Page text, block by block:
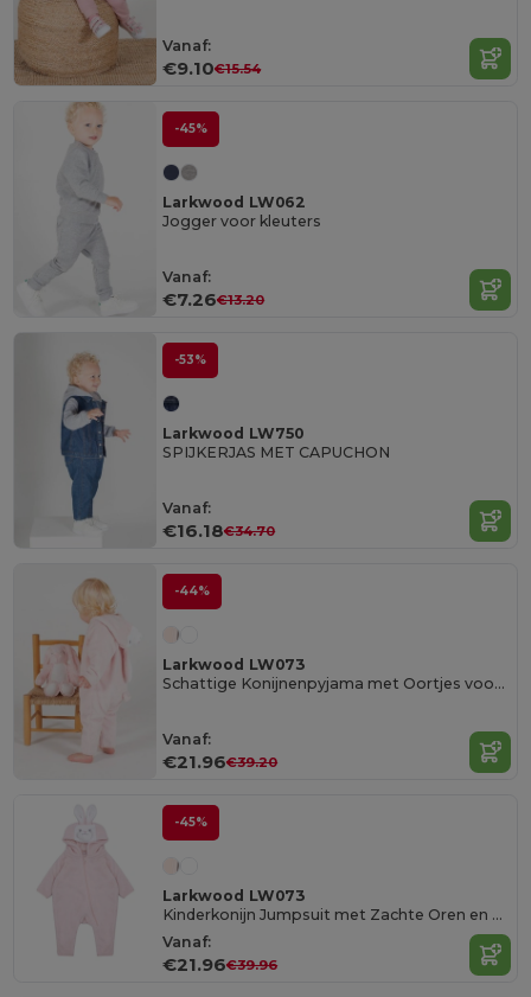
Vanaf:
€9.10€15.54
-45%
Larkwood LW062
Jogger voor kleuters
Vanaf:
€7.26€13.20
-53%
Larkwood LW750
SPIJKERJAS MET CAPUCHON
Vanaf:
€16.18€34.70
-44%
Larkwood LW073
Schattige Konijnenpyjama met Oortjes voor Baby's
Vanaf:
€21.96€39.20
-45%
Larkwood LW073
Kinderkonijn Jumpsuit met Zachte Oren en Neus
Vanaf:
€21.96€39.96